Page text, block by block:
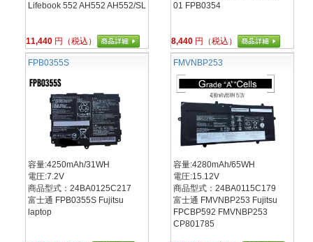
Lifebook 552 AH552 AH552/SL
11,440 円（税込）
01 FPB0354
8,440 円（税込）
FPB0355S
容量:4250mAh/31WH
電圧:7.2V
商品型式：24BA0125C217
富士通 FPB0355S Fujitsu
laptop
FMVNBP253
容量:4280mAh/65WH
電圧:15.12V
商品型式：24BA0115C179
富士通 FMVNBP253 Fujitsu
FPCBP592 FMVNBP253
CP801785